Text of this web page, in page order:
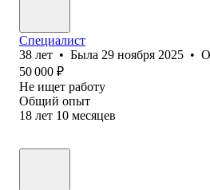
Специалист
38 лет • Была 29 ноября 2025 •
50 000 ₽
Не ищет работу
Общий опыт
18 лет 10 месяцев